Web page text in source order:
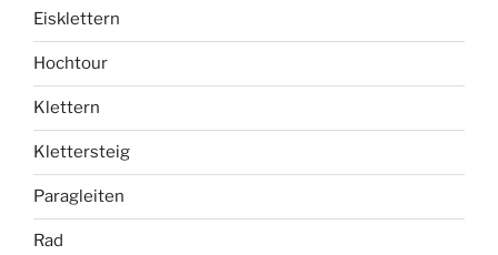
Eisklettern
Hochtour
Klettern
Klettersteig
Paragleiten
Rad